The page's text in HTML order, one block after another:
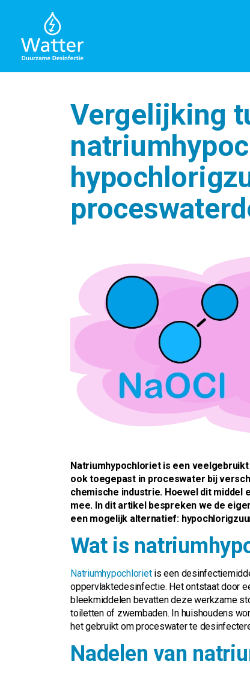
Vergelijking
Natriumhypochloriet is een
ook toegepast in proceswater bij
chemische industrie. Hoewel dit
mee. In dit artikel bespreken we de
een mogelijk alternatief:
Wat is
Natriumhypochlorietis een
oppervlaktedesinfectie. Het ontstaat door
bleekmiddelen bevatten deze werkzame
toiletten of zwembaden. In huishoudens
het gebruikt om proceswater te
Nadelen van